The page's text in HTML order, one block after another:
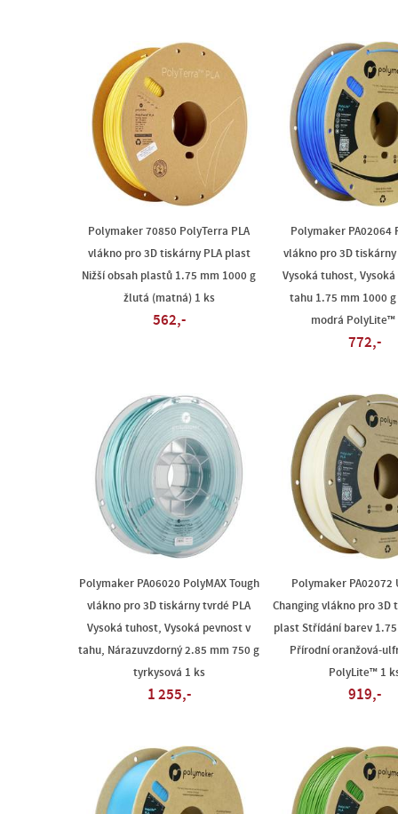
Polymaker 70850 PolyTerra PLA
vlákno pro 3D tiskárny PLA plast
Nižší obsah plastů 1.75 mm 1000 g
žlutá (matná) 1 ks
562,-
Polymaker PA02064
vlákno pro 3D tiskárny
Vysoká tuhost,
tahu 1.75 mm 1000
modrá PolyLite™
772,-
Polymaker PA06020 PolyMAX Tough
vlákno pro 3D tiskárny tvrdé PLA
Vysoká tuhost, Vysoká pevnost v
tahu, Nárazuvzdorný 2.85 mm 750 g
tyrkysová 1 ks
1 255,-
Polymaker PA02072
Changing vlákno pro 3D
plast Střídání barev
Přírodní oranžová-
PolyLite™ 1
919,-